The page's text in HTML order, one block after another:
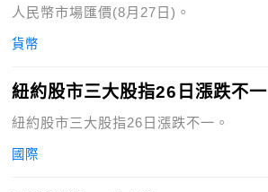
人民幣市場匯價(8月27日)。
貨幣
紐約股市三大股指26日漲跌不一
紐約股市三大股指26日漲跌不一。
國際